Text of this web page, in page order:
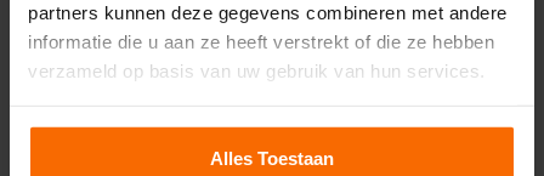
partners kunnen deze gegevens combineren met andere
informatie die u aan ze heeft verstrekt of die ze hebben
verzameld op basis van uw gebruik van hun services.
Alles Toestaan